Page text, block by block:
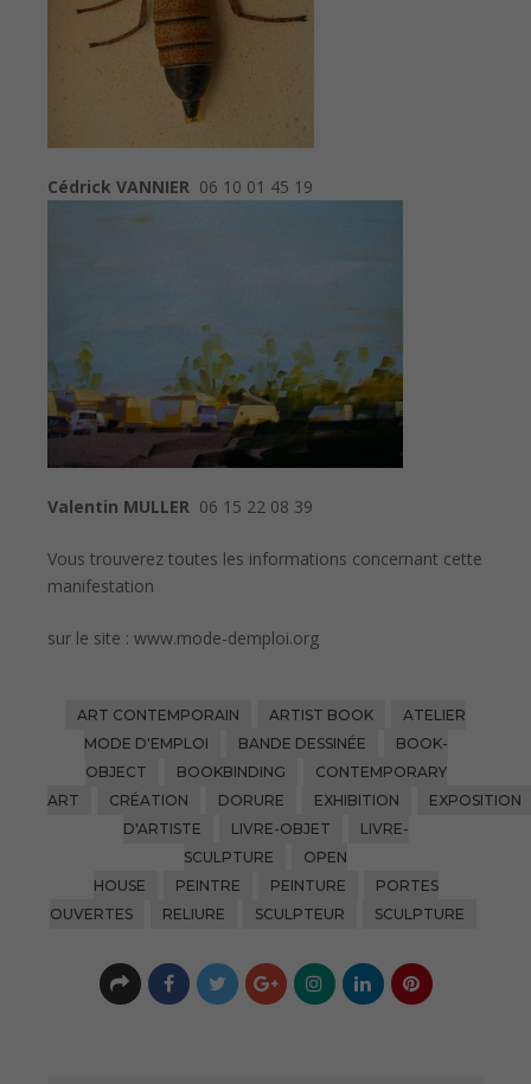
Cédrick VANNIER 06 10 01 45 19
Valentin MULLER 06 15 22 08 39
Vous trouverez toutes les informations concernant cette
manifestation
sur le site : www.mode-demploi.org
ART CONTEMPORAIN ARTIST BOOK
ATELIER
MODE D'EMPLOI
BANDE DESSINÉE
BOOK-
OBJECT
BOOKBINDING
CONTEMPORARY
ART
CRÉATION DORURE EXHIBITION
EXPOSITION
D'ARTISTE
LIVRE-OBJET
LIVRE-
SCULPTURE
OPEN
HOUSE
PEINTRE PEINTURE
PORTES
OUVERTES
RELIURE SCULPTEUR SCULPTURE